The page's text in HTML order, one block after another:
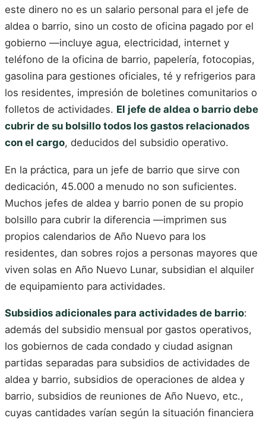
este dinero no es un salario personal para el jefe de
aldea o barrio, sino un costo de oficina pagado por el
gobierno —incluye agua, electricidad, internet y
teléfono de la oficina de barrio, papelería, fotocopias,
gasolina para gestiones oficiales, té y refrigerios para
los residentes, impresión de boletines comunitarios o
folletos de actividades. El jefe de aldea o barrio debe
cubrir de su bolsillo todos los gastos relacionados
con el cargo, deducidos del subsidio operativo.
En la práctica, para un jefe de barrio que sirve con
dedicación, 45.000 a menudo no son suficientes.
Muchos jefes de aldea y barrio ponen de su propio
bolsillo para cubrir la diferencia —imprimen sus
propios calendarios de Año Nuevo para los
residentes, dan sobres rojos a personas mayores que
viven solas en Año Nuevo Lunar, subsidian el alquiler
de equipamiento para actividades.
Subsidios adicionales para actividades de barrio:
además del subsidio mensual por gastos operativos,
los gobiernos de cada condado y ciudad asignan
partidas separadas para subsidios de actividades de
aldea y barrio, subsidios de operaciones de aldea y
barrio, subsidios de reuniones de Año Nuevo, etc.,
cuyas cantidades varían según la situación financiera